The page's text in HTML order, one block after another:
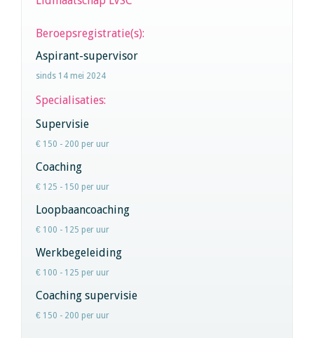
Beroepsregistratie(s):
Aspirant-supervisor
sinds 14 mei 2024
Specialisaties:
Supervisie
€ 150 - 200 per uur
Coaching
€ 125 - 150 per uur
Loopbaancoaching
€ 100 - 125 per uur
Werkbegeleiding
€ 100 - 125 per uur
Coaching supervisie
€ 150 - 200 per uur